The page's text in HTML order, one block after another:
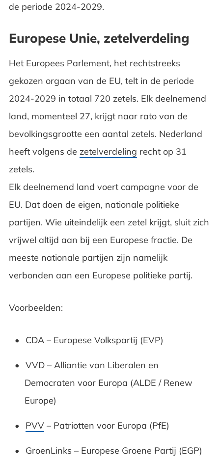
Veelgestelde vragen over de Europese Unie
de periode 2024-2029.
Europese Unie, zetelverdeling
Het Europees Parlement, het rechtstreeks
gekozen orgaan van de EU, telt in de periode
2024-2029 in totaal 720 zetels. Elk deelnemend
land, momenteel 27, krijgt naar rato van de
bevolkingsgrootte een aantal zetels. Nederland
heeft volgens de zetelverdeling recht op 31
zetels.
Elk deelnemend land voert campagne voor de
EU. Dat doen de eigen, nationale politieke
partijen. Wie uiteindelijk een zetel krijgt, sluit zich
vrijwel altijd aan bij een Europese fractie. De
meeste nationale partijen zijn namelijk
verbonden aan een Europese politieke partij.
Voorbeelden:
CDA – Europese Volkspartij (EVP)
VVD – Alliantie van Liberalen en
Democraten voor Europa (ALDE / Renew
Europe)
PVV– Patriotten voor Europa (PfE)
GroenLinks – Europese Groene Partij (EGP)